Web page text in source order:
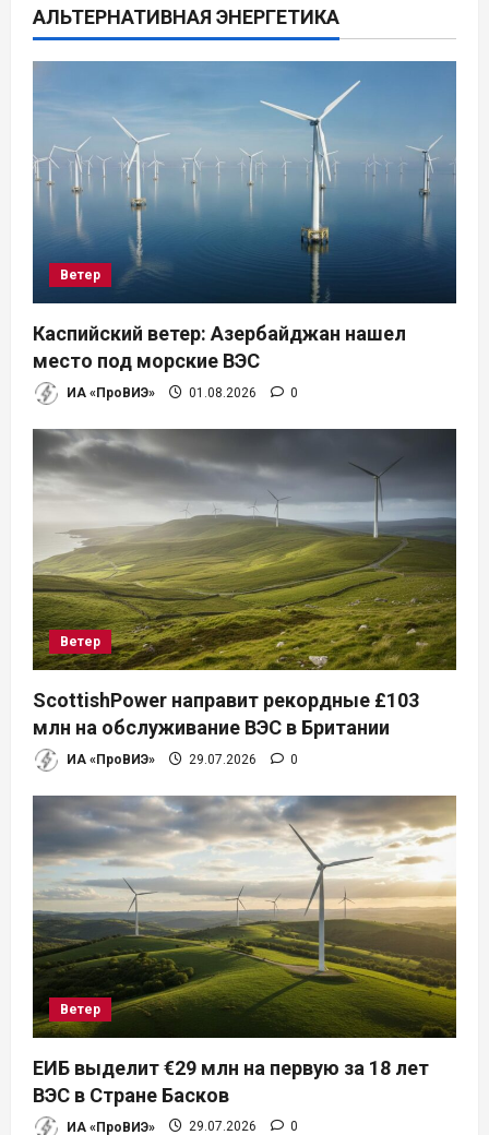
и
о
з
а
п
и
с
я
м
АЛЬТЕРНАТИВНАЯ ЭНЕРГЕТИКА
Ветер
Каспийский ветер: Азербайджан нашел
место под морские ВЭС
ИА «ПроВИЭ» 01.08.2026 0
Ветер
ScottishPower направит рекордные £103
млн на обслуживание ВЭС в Британии
ИА «ПроВИЭ» 29.07.2026 0
Ветер
ЕИБ выделит €29 млн на первую за 18 лет
ВЭС в Стране Басков
ИА «ПроВИЭ» 29.07.2026 0